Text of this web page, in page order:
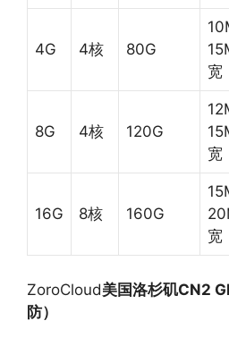
4G 4核 80G
宽
8G 4核 120G
宽
16G 8核 160G
宽
ZoroCloud美国洛杉矶CN2
防）